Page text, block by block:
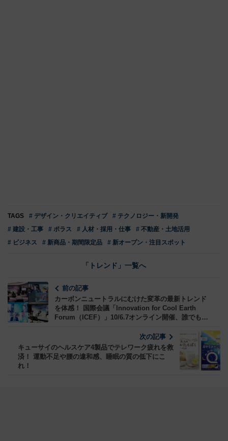
TAGS # デザイン・クリエイティブ
# テクノロジー・新開発
# 建設・工事
# ポラス # 人材・採用・仕事
# 不動産・土地活用
# ビジネス
# 新商品・期間限定品 # 新オープン・注目スポット
「トレンド」一覧へ
前の記事
カーボンニュートラルにむけた変革の最新トレンド
を体感！ 国際会議「Innovation for Cool Earth
Forum（ICEF）」10/6.7オンライン開催、誰でも無
次の記事
キューサイのヘルスケア4製品でテレワーク疲れを救
済！ 運動不足や腰の違和感、睡眠の質の低下にこ
れ！